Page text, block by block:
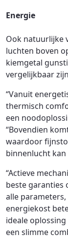
Energie
Ook natuurlijke
luchten boven
kiemgetal
vergelijkbaar
“Vanuit
thermisch
een
“Bovendien
waardoor
binnenlucht
“Actieve
beste garanties
alle
energiekost
ideale
een slimme